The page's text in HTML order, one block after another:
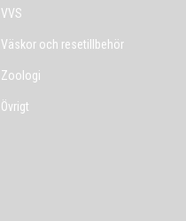
VVS
Väskor och resetillbehör
Zoologi
Övrigt